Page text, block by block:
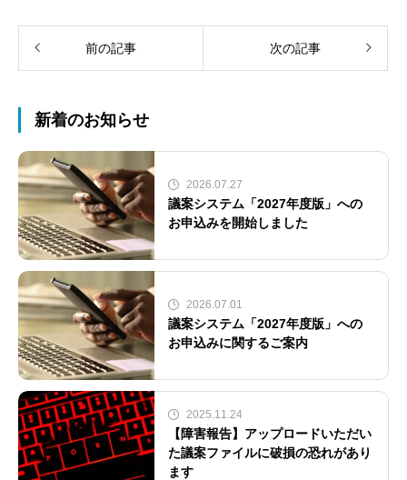
前の記事 次の記事
新着のお知らせ
2026.07.27
議案システム「2027年度版」への
お申込みを開始しました
2026.07.01
議案システム「2027年度版」への
お申込みに関するご案内
2025.11.24
【障害報告】アップロードいただい
た議案ファイルに破損の恐れがあり
ます